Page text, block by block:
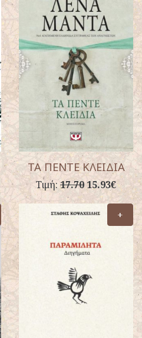
ΤΑ ΠΕΝΤΕ ΚΛΕΙΔΙΑ
Τιμή: 17.7015.93€
+